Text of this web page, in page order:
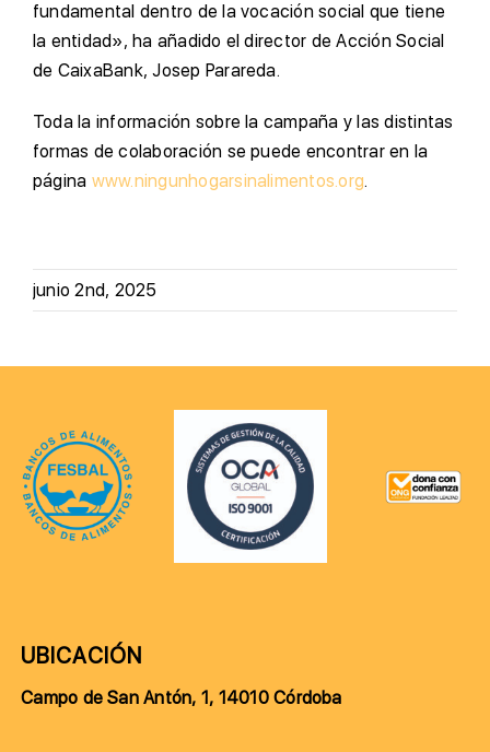
fundamental dentro de la vocación social que tiene
la entidad», ha añadido el director de Acción Social
de CaixaBank, Josep Parareda.
Toda la información sobre la campaña y las distintas
formas de colaboración se puede encontrar en la
página www.ningunhogarsinalimentos.org.
junio 2nd, 2025
UBICACIÓN
Campo de San Antón, 1, 14010 Córdoba